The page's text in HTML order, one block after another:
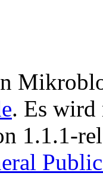
. Es
1.1.1-